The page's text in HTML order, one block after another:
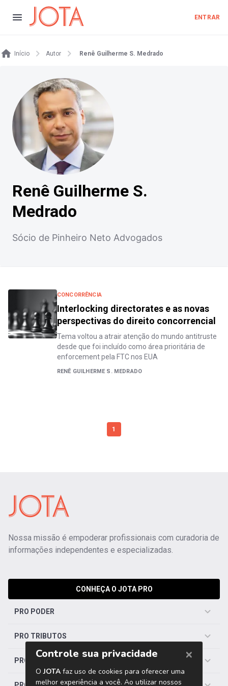
ENTRAR
Início Autor Renê Guilherme S. Medrado
Renê Guilherme S.
Medrado
Sócio de Pinheiro Neto Advogados
CONCORRÊNCIA
Interlocking directorates e as novas
perspectivas do direito concorrencial
Tema voltou a atrair atenção do mundo antitruste
desde que foi incluído como área prioritária de
enforcement pela FTC nos EUA
RENÊ GUILHERME S. MEDRADO
1
Nossa missão é empoderar profissionais com curadoria de
informações independentes e especializadas.
CONHEÇA O JOTA PRO
PRO PODER
PRO TRIBUTOS
PRO TRABALHISTA